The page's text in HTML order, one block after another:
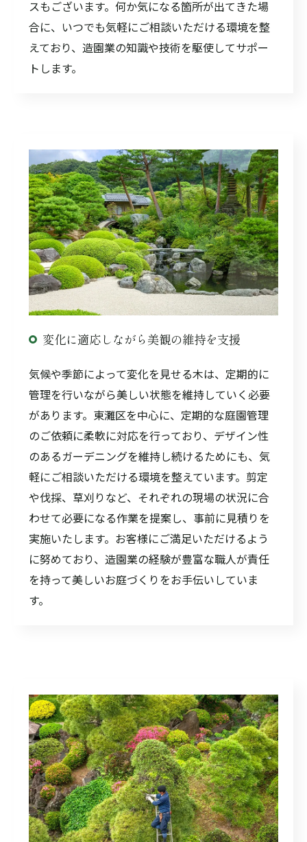
スもございます。何か気になる箇所が出てきた場
合に、いつでも気軽にご相談いただける環境を整
えており、造園業の知識や技術を駆使してサポー
トします。
変化に適応しながら美観の維持を支援
気候や季節によって変化を見せる木は、定期的に
管理を行いながら美しい状態を維持していく必要
があります。東灘区を中心に、定期的な庭園管理
のご依頼に柔軟に対応を行っており、デザイン性
のあるガーデニングを維持し続けるためにも、気
軽にご相談いただける環境を整えています。剪定
や伐採、草刈りなど、それぞれの現場の状況に合
わせて必要になる作業を提案し、事前に見積りを
実施いたします。お客様にご満足いただけるよう
に努めており、造園業の経験が豊富な職人が責任
を持って美しいお庭づくりをお手伝いしていま
す。